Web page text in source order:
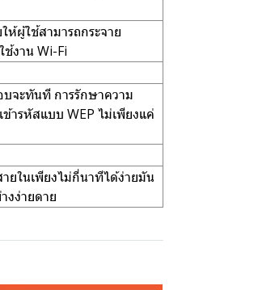
ผู้ใช้สามารถกระจาย
งาน Wi-Fi
จะทันที การรักษาความ
ารหัสแบบ WEP ไม่เพียงแค่
ยในเพียงไม่กี่นาทีได้ง่ายมัน
งง่ายดาย